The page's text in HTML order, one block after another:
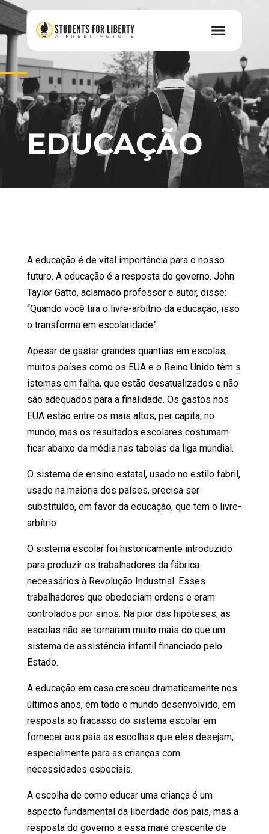
EDUCAÇÃO
A educação é de vital importância para o nosso
futuro. A educação é a resposta do governo. John
Taylor Gatto, aclamado professor e autor, disse:
“Quando você tira o livre-arbítrio da educação, isso
o transforma em escolaridade”.
Apesar de gastar grandes quantias em escolas,
muitos países como os EUA e o Reino Unido têm s
istemas em falha, que estão desatualizados e não
são adequados para a finalidade. Os gastos nos
EUA estão entre os mais altos, per capita, no
mundo, mas os resultados escolares costumam
ficar abaixo da média nas tabelas da liga mundial.
O sistema de ensino estatal, usado no estilo fabril,
usado na maioria dos países, precisa ser
substituído, em favor da educação, que tem o livre-
arbítrio.
O sistema escolar foi historicamente introduzido
para produzir os trabalhadores da fábrica
necessários à Revolução Industrial. Esses
trabalhadores que obedeciam ordens e eram
controlados por sinos. Na pior das hipóteses, as
escolas não se tornaram muito mais do que um
sistema de assistência infantil financiado pelo
Estado.
A educação em casa cresceu dramaticamente nos
últimos anos, em todo o mundo desenvolvido, em
resposta ao fracasso do sistema escolar em
fornecer aos pais as escolhas que eles desejam,
especialmente para as crianças com
necessidades especiais.
A escolha de como educar uma criança é um
aspecto fundamental da liberdade dos pais, mas a
resposta do governo a essa maré crescente de